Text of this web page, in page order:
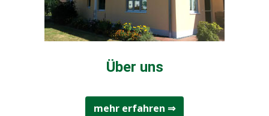
Über uns
mehr erfahren ⇒